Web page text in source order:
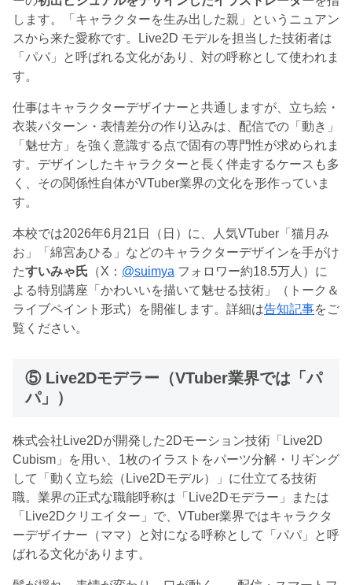
します。「キャラクターを生み出した親」というニュアン
スから来た愛称です。Live2D モデルを担当した技術者は
「パパ」と呼ばれる文化があり、対の呼称として使われま
す。
仕事はキャラクターデザイナーと共通しますが、立ち絵・
衣装パターン・表情差分の作り込みは、配信での「動き」
「魅せ方」を強く意識する点で固有の専門性が求められま
す。デザインしたキャラクターと長く伴走するケースも多
く、その関係性自体がVTuber業界の文化を形作っていま
す。
本校では2026年6月21日（日）に、人気VTuber「猫月み
お」「綿宮あひる」などのキャラクターデザインを手がけ
たすいみゃ氏 （X： @suimya フォロワー約18.5万人）に
よる特別講座「かわいいを描いて魅せる技術」（トーク＆
ライブペイント形式）を開催します。詳細は告知記事をご
覧ください。
⑤ Live2Dモデラー（VTuber業界では「パ
パ」）
株式会社Live2Dが開発した2Dモーション技術「Live2D
Cubism」を用い、1枚のイラストをパーツ分解・リギング
して「動く立ち絵（Live2Dモデル）」に仕立てる技術
職。業界の正式な職能呼称は「Live2Dモデラー」または
「Live2Dクリエイター」で、VTuber業界ではキャラクタ
ーデザイナー（ママ）と対になる呼称として「パパ」と呼
ばれる文化があります。